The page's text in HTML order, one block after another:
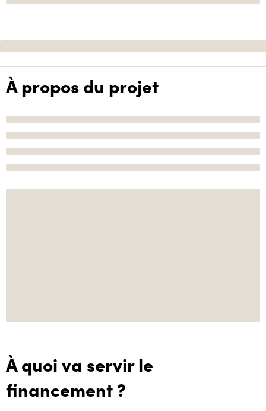
À propos du projet
À quoi va servir le
financement ?